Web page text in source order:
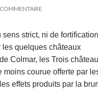
strict, ni de
les quelques châteaux
Colmar, les Trois
moins courue offerte par
effets produits par la